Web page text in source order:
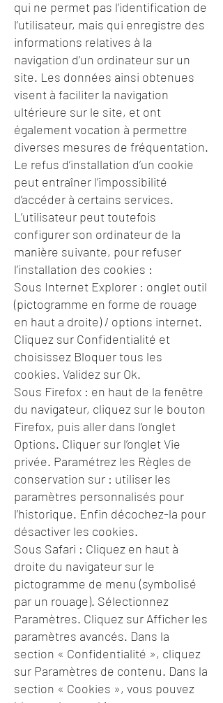
qui ne permet pas l’identification de
l’utilisateur, mais qui enregistre des
informations relatives à la
navigation d’un ordinateur sur un
site. Les données ainsi obtenues
visent à faciliter la navigation
ultérieure sur le site, et ont
également vocation à permettre
diverses mesures de fréquentation.
Le refus d’installation d’un cookie
peut entraîner l’impossibilité
d’accéder à certains services.
L’utilisateur peut toutefois
configurer son ordinateur de la
manière suivante, pour refuser
l’installation des cookies :
Sous Internet Explorer : onglet outil
(pictogramme en forme de rouage
en haut a droite) / options internet.
Cliquez sur Confidentialité et
choisissez Bloquer tous les
cookies. Validez sur Ok.
Sous Firefox : en haut de la fenêtre
du navigateur, cliquez sur le bouton
Firefox, puis aller dans l’onglet
Options. Cliquer sur l’onglet Vie
privée. Paramétrez les Règles de
conservation sur : utiliser les
paramètres personnalisés pour
l’historique. Enfin décochez-la pour
désactiver les cookies.
Sous Safari : Cliquez en haut à
droite du navigateur sur le
pictogramme de menu (symbolisé
par un rouage). Sélectionnez
Paramètres. Cliquez sur Afficher les
paramètres avancés. Dans la
section « Confidentialité », cliquez
sur Paramètres de contenu. Dans la
section « Cookies », vous pouvez